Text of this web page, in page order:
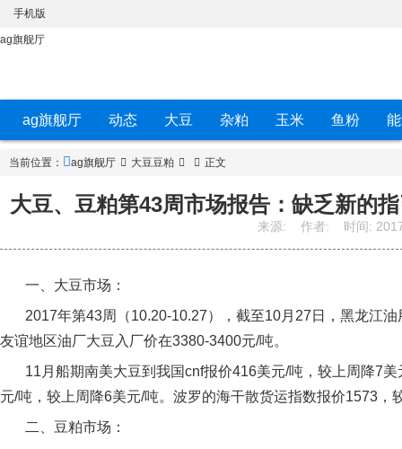
手机版
ag旗舰厅
ag旗舰厅 动态 大豆 杂粕 玉米 鱼粉
当前位置： ag旗舰厅 大豆豆粕 正文
大豆、豆粕第43周市场报告：缺乏新的
来源: 作者: 时间:
一、大豆市场：
2017年第43周（10.20-10.27），截至10月 27 日，黑龙江
友谊地区油厂大豆入厂价在3380-3400元/吨。
11 月船期南美大豆到我国cnf报价416美元/吨，较上周降7美
元/吨，较上周降6美元/吨。波罗的海干散货运指数报价1573 ，
二、豆粕市场：